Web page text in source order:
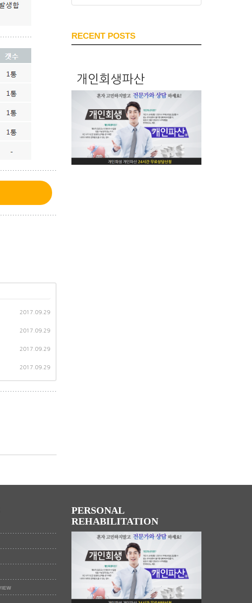
2017.09.29
2017.09.29
2017.09.29
2017.09.29
RECENT POSTS
개인회생파산
PERSONAL
REHABILITATION